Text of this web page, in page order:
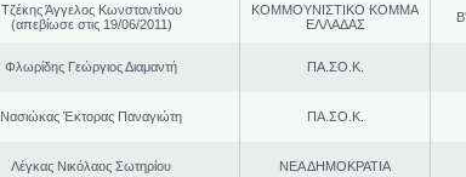
Τζέκης Άγγελος Κωνσταντίνου
(απεβίωσε στις 19/06/2011)
ΚΟΜΜΟΥΝΙΣΤΙΚΟ ΚΟΜΜΑ
ΕΛΛΑΔΑΣ
Φλωρίδης Γεώργιος Διαμαντή ΠΑ.ΣΟ.Κ.
Νασιώκας Έκτορας Παναγιώτη ΠΑ.ΣΟ.Κ.
Λέγκας Νικόλαος Σωτηρίου ΝΕΑ ΔΗΜΟΚΡΑΤΙΑ